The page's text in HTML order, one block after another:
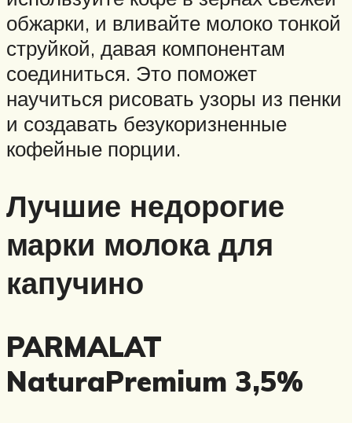
обжарки, и вливайте молоко тонкой
струйкой, давая компонентам
соединиться. Это поможет
научиться рисовать узоры из пенки
и создавать безукоризненные
кофейные порции.
Лучшие недорогие
марки молока для
капучино
PARMALAT
NaturaPremium 3,5%